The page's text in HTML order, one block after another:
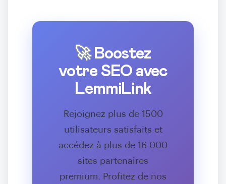
🚀 Boostez
votre SEO avec
LemmiLink
Rejoignez plus de 1500
utilisateurs satisfaits et
accédez à plus de 16 000
sites partenaires
premium. Profitez de nos